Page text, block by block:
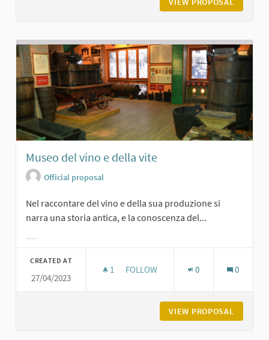
Museo del vino e della vite
Official proposal
Nel raccontare del vino e della sua produzione si
narra una storia antica, e la conoscenza del...
CREATED AT
27/04/2023
1 1 FOLLOWER
FOLLOW 0 0
VIEW PROPOSAL